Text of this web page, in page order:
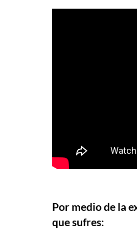
Por medio de la
que sufres: